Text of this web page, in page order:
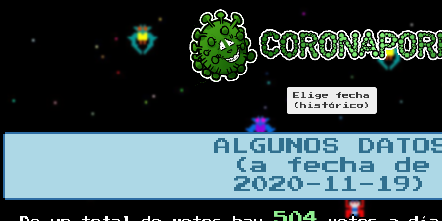
Elige fecha
(histórico)
ALGUNOS
(a fecha de
2020-11-19)